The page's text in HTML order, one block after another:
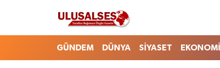
GÜNDEM DÜNYA SİYASET EKONOMİ
GÜNDEM
DÜNYA
Hava Durumu
Trafik Durumu